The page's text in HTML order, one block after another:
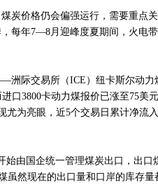
炭价格仍会偏强运行，需要重点
每年7—8月迎峰度夏期间，火电
际交易所（ICE）纽卡斯尔动力
口3800卡动力煤报价已涨至75美
尤为亮眼，近5个交易日累计净流
由国企统一管理煤炭出口，出口
虽然现在的出口量和口岸的库存量